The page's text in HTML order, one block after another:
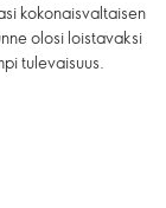
kokonaisvaltaisen
olosi loistavaksi
tulevaisuus.